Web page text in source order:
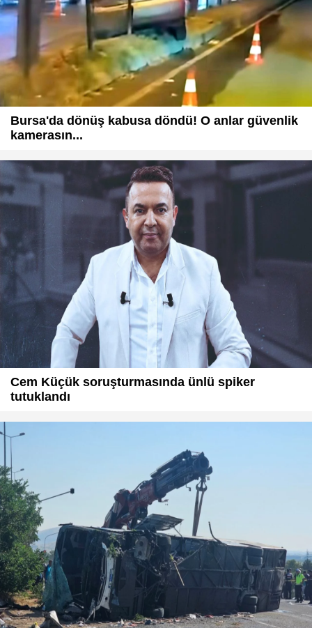
Bursa'da dönüş kabusa döndü! O anlar güvenlik
kamerasın...
Cem Küçük soruşturmasında ünlü spiker
tutuklandı